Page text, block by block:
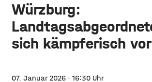
Würzburg:
sich kämpferisch
07. Januar 2026 · 16:30 Uhr